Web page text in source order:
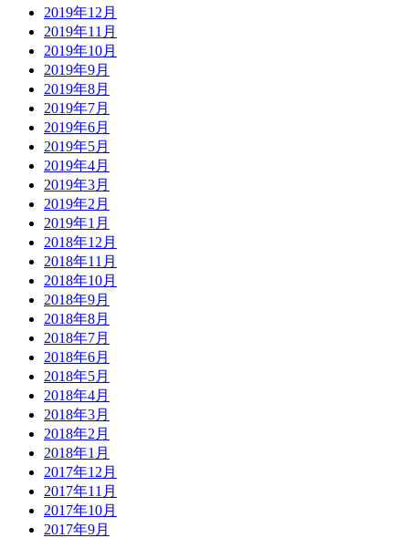
2019年12月
2019年11月
2019年10月
2019年9月
2019年8月
2019年7月
2019年6月
2019年5月
2019年4月
2019年3月
2019年2月
2019年1月
2018年12月
2018年11月
2018年10月
2018年9月
2018年8月
2018年7月
2018年6月
2018年5月
2018年4月
2018年3月
2018年2月
2018年1月
2017年12月
2017年11月
2017年10月
2017年9月